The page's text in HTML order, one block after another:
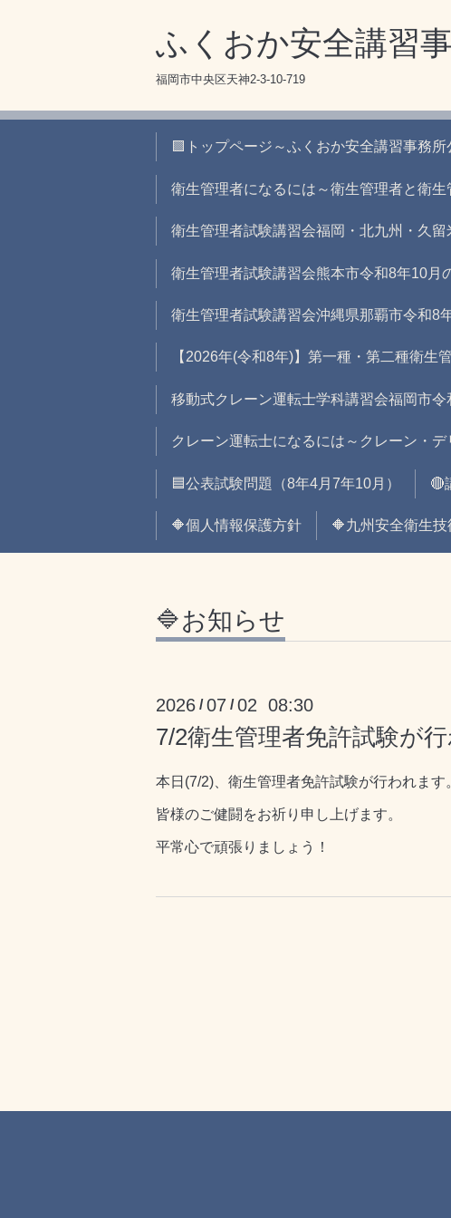
ふくおか安全講習
福岡市中央区天神2-3-10-719
🟪トップページ～ふくおか安全講習事務所
衛生管理者になるには～衛生管理者と衛生
衛生管理者試験講習会福岡・北九州・久
衛生管理者試験講習会熊本市令和8年10月
衛生管理者試験講習会沖縄県那覇市令和8
【2026年(令和8年)】第一種・第二種衛生
移動式クレーン運転士学科講習会福岡市
クレーン運転士になるには～クレーン・
🟦公表試験問題（8年4月7年10月） 🔴
🔶個人情報保護方針 🔶九州安全衛生
🔷お知らせ
2026 /07 /02 08:30
7/2衛生管理者免許試験が行
本日(7/2)、衛生管理者免許試験が行われます
皆様のご健闘をお祈り申し上げます。
平常心で頑張りましょう！